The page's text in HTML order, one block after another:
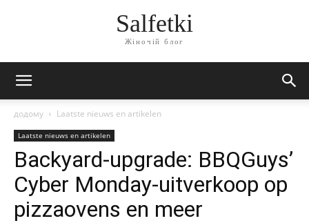
Salfetki
Жіночій блог
додому Laatste nieuws en artikelen
Laatste nieuws en artikelen
Backyard-upgrade: BBQGuys’
Cyber Monday-uitverkoop op
pizzaovens en meer